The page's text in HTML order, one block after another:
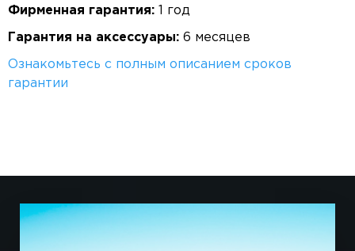
Фирменная гарантия: 1 год
Гарантия на аксессуары: 6 месяцев
Ознакомьтесь с полным описанием сроков
гарантии